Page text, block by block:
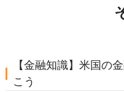
【金融知識】米国の
こう